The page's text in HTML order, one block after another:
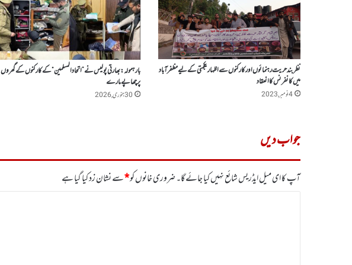
نظربند حریت رہنمائوں اور کارکنوں سے اظہار یکجہتی کے لیے مظفر آباد
میں کانفرنس کا انعقاد
4 نومبر, 2023
بارہمولہ:بھارتی پولیس نے ”اتحاد المسلمین “ کے کارکنوں کے گھروں
پر چھاپے مارے
30 جنوری, 2026
جواب دیں
آپ کا ای میل ایڈریس شائع نہیں کیا جائے گا۔ضروری خانوں کو*سے نشان زد کیا گیا ہے